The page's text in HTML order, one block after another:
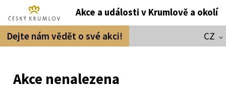
Akce a události v Krumlově a okolí
Dejte nám vědět o své akci! CZ
Akce nenalezena